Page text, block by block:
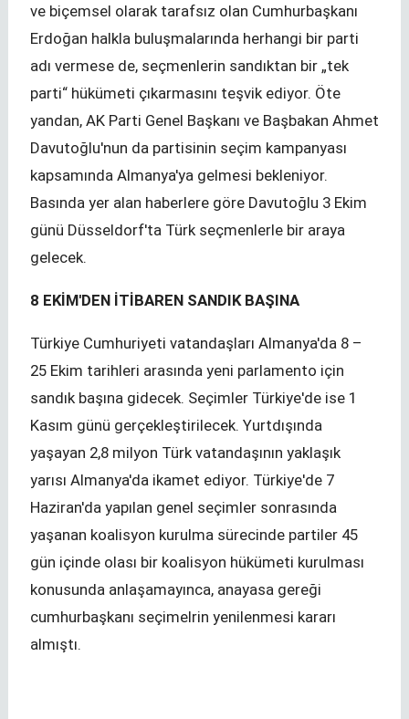
ve biçemsel olarak tarafsız olan Cumhurbaşkanı
Erdoğan halkla buluşmalarında herhangi bir parti
adı vermese de, seçmenlerin sandıktan bir „tek
parti“ hükümeti çıkarmasını teşvik ediyor. Öte
yandan, AK Parti Genel Başkanı ve Başbakan Ahmet
Davutoğlu'nun da partisinin seçim kampanyası
kapsamında Almanya'ya gelmesi bekleniyor.
Basında yer alan haberlere göre Davutoğlu 3 Ekim
günü Düsseldorf'ta Türk seçmenlerle bir araya
gelecek.
8 EKİM'DEN İTİBAREN SANDIK BAŞINA
Türkiye Cumhuriyeti vatandaşları Almanya'da 8 –
25 Ekim tarihleri arasında yeni parlamento için
sandık başına gidecek. Seçimler Türkiye'de ise 1
Kasım günü gerçekleştirilecek. Yurtdışında
yaşayan 2,8 milyon Türk vatandaşının yaklaşık
yarısı Almanya'da ikamet ediyor. Türkiye'de 7
Haziran'da yapılan genel seçimler sonrasında
yaşanan koalisyon kurulma sürecinde partiler 45
gün içinde olası bir koalisyon hükümeti kurulması
konusunda anlaşamayınca, anayasa gereği
cumhurbaşkanı seçimelrin yenilenmesi kararı
almıştı.